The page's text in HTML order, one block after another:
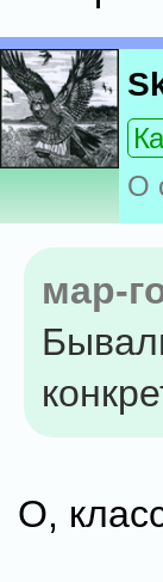
О
мар-
О,